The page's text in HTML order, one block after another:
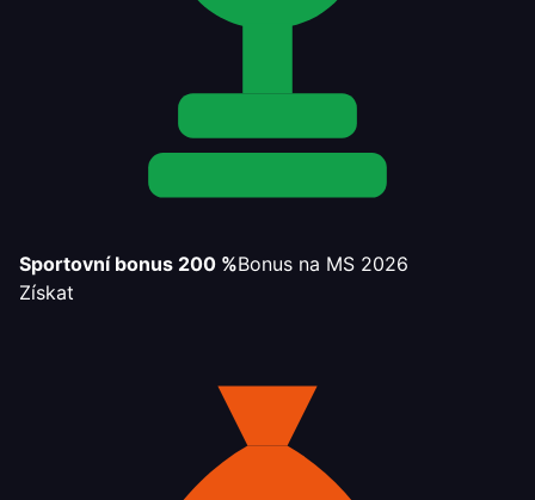
Sportovní bonus 200 %Bonus na MS 2026
Získat